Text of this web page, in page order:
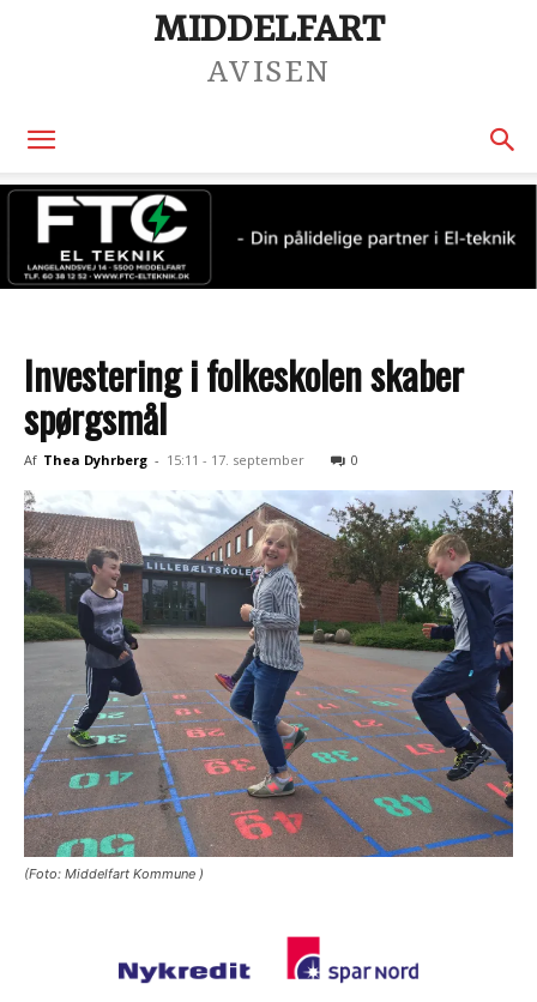
MIDDELFART
AVISEN
Investering i folkeskolen skaber
spørgsmål
Af Thea Dyhrberg - 15:11 - 17. september 0
(Foto: Middelfart Kommune )